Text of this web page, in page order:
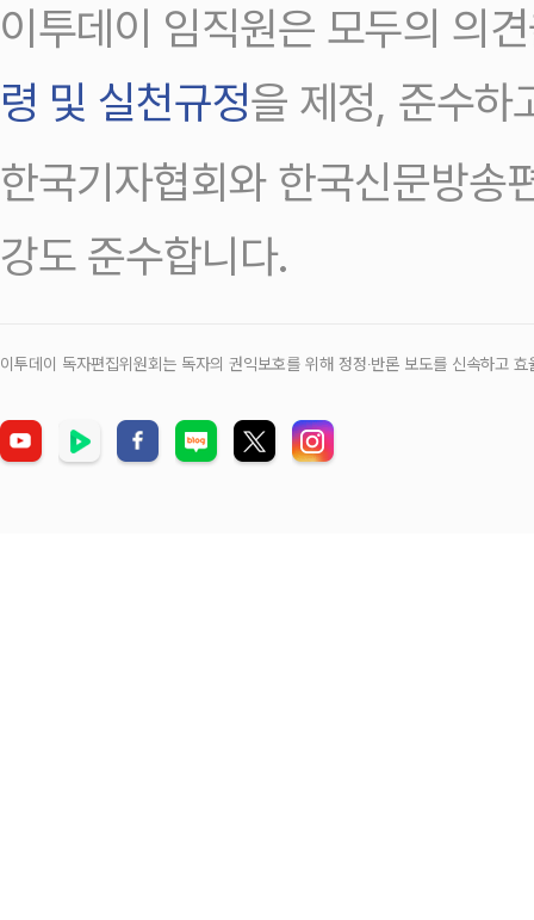
이투데이 임직원은 모두의 의
령 및 실천규정을 제정, 준수하
한국기자협회와 한국신문방송
강도 준수합니다.
이투데이 독자편집위원회는 독자의 권익보호를 위해 정정‧반론 보도를 신속하고